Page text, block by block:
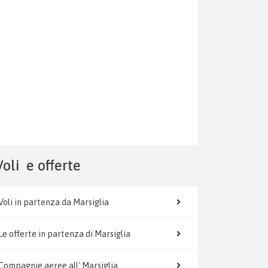
Voli e offerte
in partenza da Marsiglia
offerte in partenza di Marsiglia
aeree all' Marsiglia